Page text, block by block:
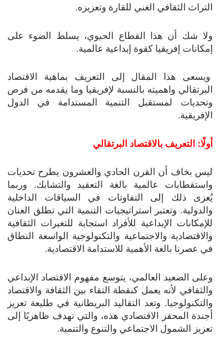
التراث الثقافي الغني للقارة وتعزيزه.
ولا شك أن هذا القطاع الحيوي، يسلط الضوء على
إمكانات إفريقيا كقوة إبداعية عالمية.
ويسعى هذا المقال إلى التعريف بماهية الاقتصاد
البرتقالي واهميته بالنسبة لإفريقيا وما يقدمه من فرص
وتحديات لمستقبل التنمية المستدامة في الدول
الإفريقية.
أولًا: التعريف بالاقتصاد البرتقالي
ليس بخاف أن القرن الحادي والعشرون يطرح تحديات
واستقطابات عالمية بالغة التعقيد والتشابك. وربما
يُعزى ذلك إلى التفاوتات في السياقات الداخلية
والدولية. وتعتبر استراتيجيات التنمية التي تطلق العنان
للإمكانات الإبداعية للأفراد استجابة للتغيرات الثقافية
والاقتصادية والاجتماعية والتكنولوجية الواسعة النطاق
في عصرنا بالغة الأهمية للاستدامة الاقتصادية.
وعلى الصعيد العالمي، يتوسع مفهوم الاقتصاد الإبداعي
والثقافي لأنه يعمل كنقطة التقاء بين الثقافة والاقتصاد
والتكنولوجيا. وتعد التقاليد البريطانية في طليعة تعزيز
أجندة المحفز الاقتصادي هذه، والتي تهدف ظاهريًا إلى
تعزيز الشمول الاجتماعي والتنوع والتنمية.